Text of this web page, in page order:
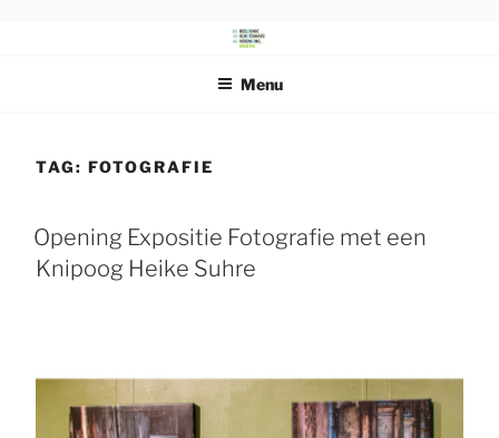
SCHILDERSGENOOTSCHAP
Beeldende Kunstenaars Vereniging Drenthe
Menu
TAG:FOTOGRAFIE
Opening Expositie Fotografie met een
Knipoog Heike Suhre